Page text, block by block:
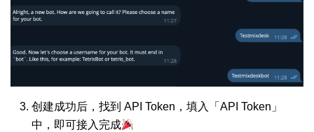
创建成功后，找到 API Token，填入「API Token」
中，即可接入完成